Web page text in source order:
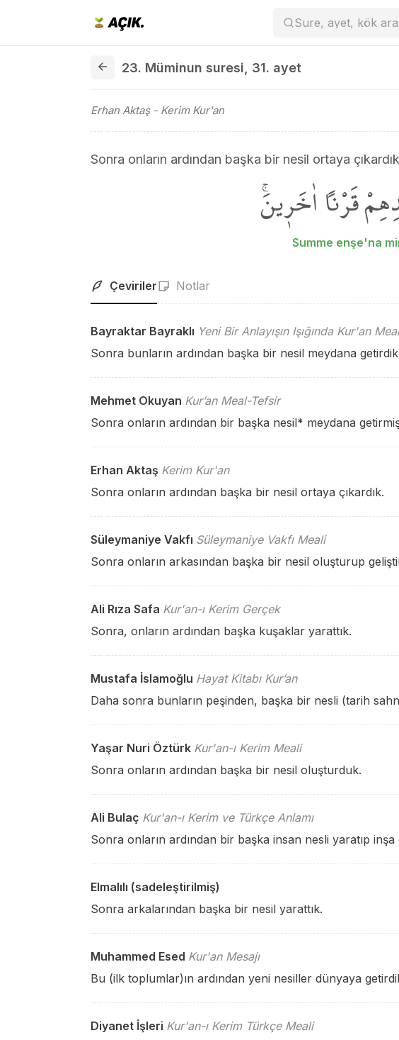
Sure, ayet, kök
23. Müminun suresi 31. ayet
Erhan Aktaş- Kerim Kur'an
Sonra onların ardından başka bir nesil ortaya
قَرْناً اٰخَر۪ينَۚ
Summe enşe'na
Çeviriler Notlar
Bayraktar Bayraklı Yeni Bir Anlayışın Işığında Kur'an
Sonra bunların ardından başka bir nesil meydana
Mehmet Okuyan Kur’an Meal-Tefsir
Sonra onların ardından bir başka nesil* meydana
Erhan Aktaş Kerim Kur'an
Sonra onların ardından başka bir nesil ortaya çıkardık.
Süleymaniye Vakfı Süleymaniye Vakfı Meali
Sonra onların arkasından başka bir nesil oluşturup
Ali Rıza Safa Kur'an-ı Kerim Gerçek
Sonra, onların ardından başka kuşaklar yarattık.
Mustafa İslamoğlu Hayat Kitabı Kur’an
Daha sonra bunların peşinden, başka bir nesli (tarih
Yaşar Nuri Öztürk Kur'an-ı Kerim Meali
Sonra onların ardından başka bir nesil oluşturduk.
Ali Bulaç Kur'an-ı Kerim ve Türkçe Anlamı
Sonra onların ardından bir başka insan nesli yaratıp inşa
Elmalılı (sadeleştirilmiş)
Sonra arkalarından başka bir nesil yarattık.
Muhammed Esed Kur'an Mesajı
Bu (ilk toplumlar)ın ardından yeni nesiller dünyaya
Diyanet İşleri Kur'an-ı Kerim Türkçe Meali